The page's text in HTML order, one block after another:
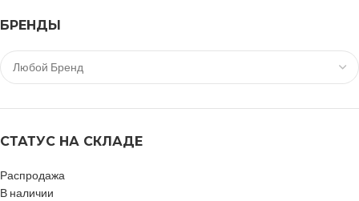
БРЕНДЫ
СТАТУС НА СКЛАДЕ
Распродажа
В наличии